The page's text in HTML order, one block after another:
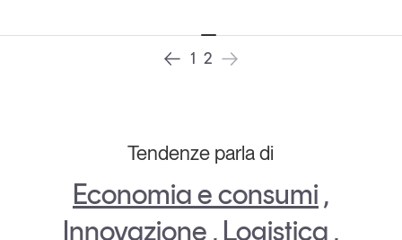
Un anno di
Tendenze
2026
1 2
Tendenze parla di
Economia e consumi ,
Innovazione , Logistica ,